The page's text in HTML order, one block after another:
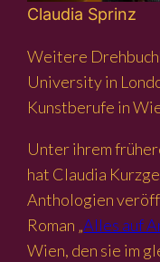
Claudia Sprinz
Weitere
University in
Kunstberufe in
Unter ihrem
hat Claudia
Anthologien
Roman „Alles auf
Wien, den sie im